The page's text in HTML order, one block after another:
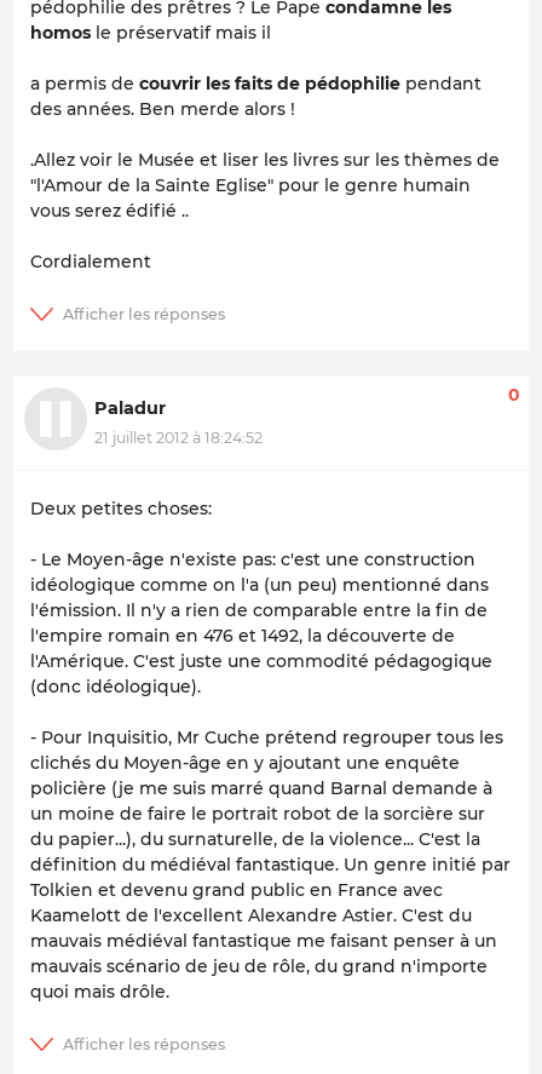
pédophilie des prêtres ? Le Pape condamne les
homos le préservatif mais il
a permis de couvrir les faits de pédophilie pendant
des années. Ben merde alors !
.Allez voir le Musée et liser les livres sur les thèmes de
"l'Amour de la Sainte Eglise" pour le genre humain
vous serez édifié ..
Cordialement
Paladur
21 juillet 2012 à 18:24:52
0
Deux petites choses:
- Le Moyen-âge n'existe pas: c'est une construction
idéologique comme on l'a (un peu) mentionné dans
l'émission. Il n'y a rien de comparable entre la fin de
l'empire romain en 476 et 1492, la découverte de
l'Amérique. C'est juste une commodité pédagogique
(donc idéologique).
- Pour Inquisitio, Mr Cuche prétend regrouper tous les
clichés du Moyen-âge en y ajoutant une enquête
policière (je me suis marré quand Barnal demande à
un moine de faire le portrait robot de la sorcière sur
du papier...), du surnaturelle, de la violence... C'est la
définition du médiéval fantastique. Un genre initié par
Tolkien et devenu grand public en France avec
Kaamelott de l'excellent Alexandre Astier. C'est du
mauvais médiéval fantastique me faisant penser à un
mauvais scénario de jeu de rôle, du grand n'importe
quoi mais drôle.